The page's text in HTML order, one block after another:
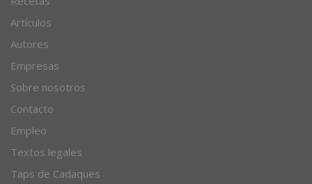
Artículos
Autores
Empresas
Sobre nosotros
Contacto
Empleo
Textos legales
Taps de Cadaques